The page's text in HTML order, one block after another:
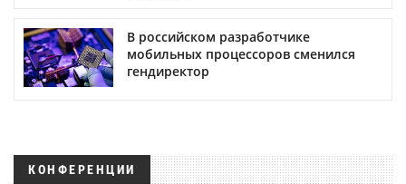
В российском разработчике
мобильных процессоров сменился
гендиректор
КОНФЕРЕНЦИИ